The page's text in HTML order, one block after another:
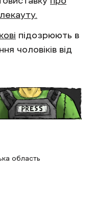
підозрюють в
чоловіків від
область